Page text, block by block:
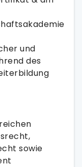
und
des
sowie